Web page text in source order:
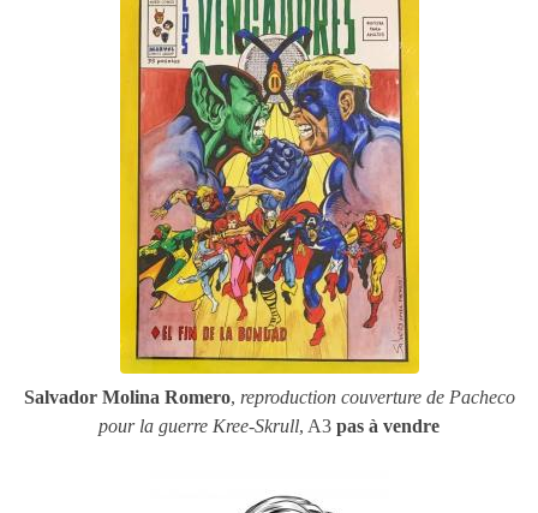
Salvador Molina Romero, reproduction couverture de Pacheco
pour la guerre Kree-Skrull, A3 pas à vendre